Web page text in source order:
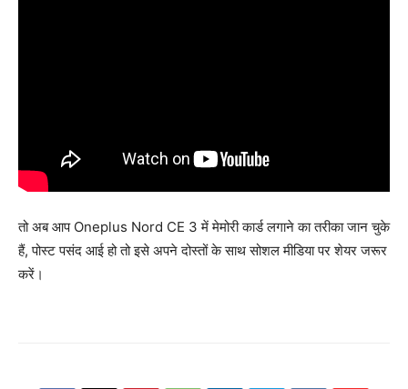
तो अब आप Oneplus Nord CE 3 में मेमोरी कार्ड लगाने का तरीका जान चुके
हैं, पोस्ट पसंद आई हो तो इसे अपने दोस्तों के साथ सोशल मीडिया पर शेयर जरूर
करें।